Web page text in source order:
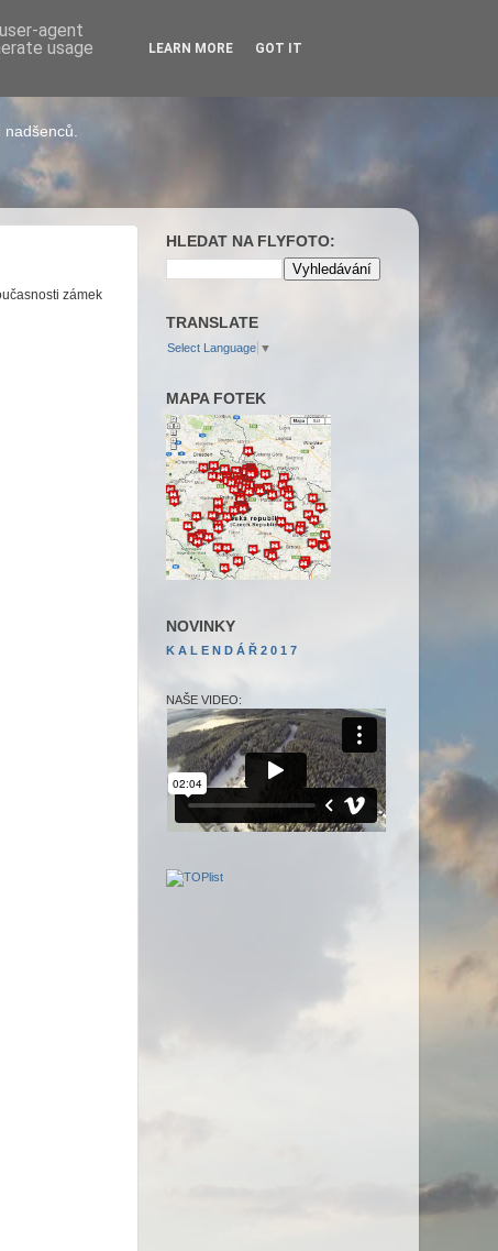
zámek
HLEDAT NA FLYFOTO:
TRANSLATE
Select Language ▼
MAPA FOTEK
NOVINKY
K A L E N D Á Ř 2 0 1 7
NAŠE VIDEO:
agent
usage
LEARN MORE GOT IT